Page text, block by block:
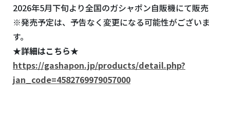
2026年5月下旬より全国のガシャポン自販機にて販売
※発売予定は、予告なく変更になる可能性がございま
す。
★詳細はこちら★
https://gashapon.jp/products/detail.php?
jan_code=4582769979057000